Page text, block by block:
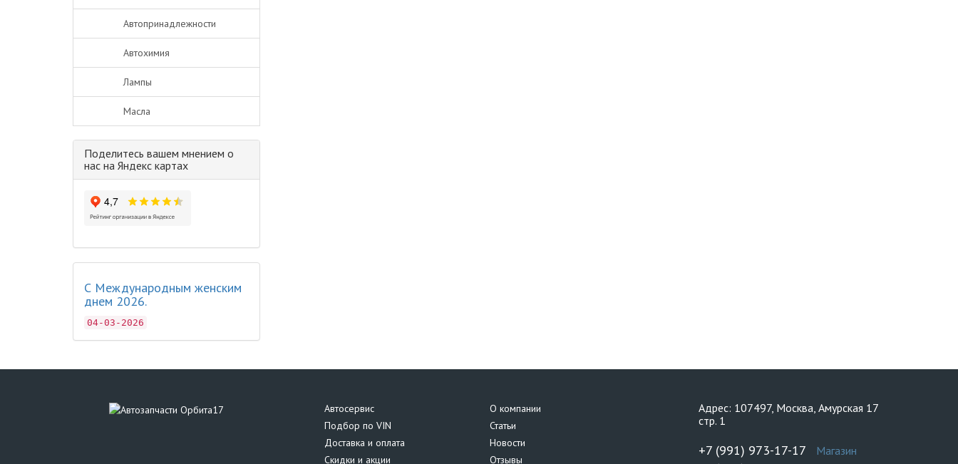
Автопринадлежности
Автохимия
Лампы
Масла
Поделитесь вашем мнением о
нас на Яндекс картах
С Международным женским
днем 2026.
04-03-2026
Автосервис
Подбор по VIN
Доставка и оплата
Скидки и акции
О компании
Статьи
Новости
Отзывы
Адрес: 107497, Москва, Амурская 17
стр. 1
+7 (991) 973-17-17 Магазин